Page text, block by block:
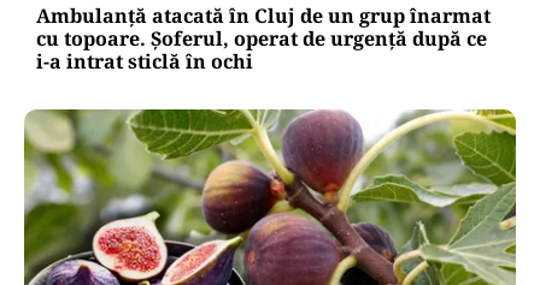
Ambulanță atacată în Cluj de un grup înarmat
cu topoare. Șoferul, operat de urgență după ce
i-a intrat sticlă în ochi